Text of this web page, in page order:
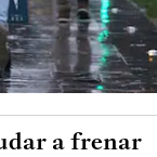
a frenar